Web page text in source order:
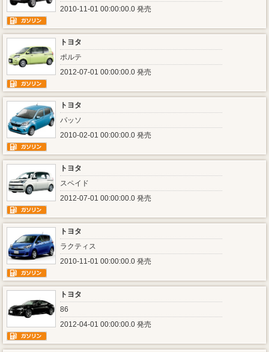
2010-11-01 00:00:00.0 発売
トヨタ
ポルテ
2012-07-01 00:00:00.0 発売
トヨタ
パッソ
2010-02-01 00:00:00.0 発売
トヨタ
スペイド
2012-07-01 00:00:00.0 発売
トヨタ
ラクティス
2010-11-01 00:00:00.0 発売
トヨタ
86
2012-04-01 00:00:00.0 発売